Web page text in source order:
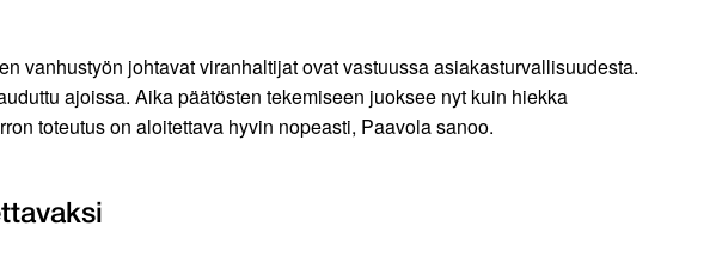
vanhustyön johtavat viranhaltijat ovat vastuussa asiakasturvallisuudesta.
ajoissa. Aika päätösten tekemiseen juoksee nyt kuin hiekka
toteutus on aloitettava hyvin nopeasti, Paavola sanoo.